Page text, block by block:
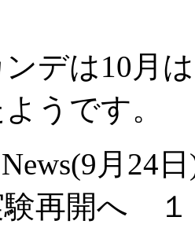
デは10月
うです。
月24
験再開へ １